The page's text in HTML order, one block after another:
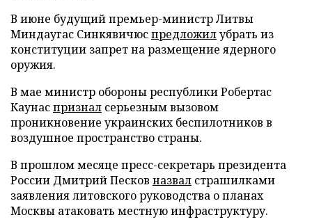
В июне будущий премьер-министр Литвы
Миндаугас Синкявичюспредложилубрать из
конституции запрет на размещение ядерного
оружия.
В мае министр обороны республики Робертас
Каунаспризнал серьезным вызовом
проникновение украинских беспилотников в
воздушное пространство страны.
В прошлом месяце пресс-секретарь президента
России Дмитрий Песков назвал страшилками
заявления литовского руководства о планах
Москвы атаковать местную инфраструктуру.